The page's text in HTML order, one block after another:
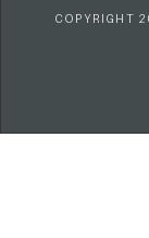
COPYRIGHT